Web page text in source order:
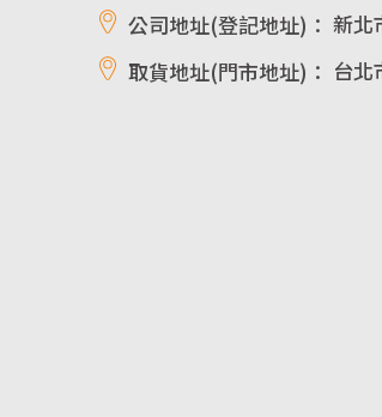
公司地址(登記地址)： 新北
取貨地址(門市地址)： 台北